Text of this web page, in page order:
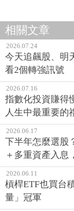
相關文章
2026.07.24
今天追飆股、明
看2個轉強訊號
2026.07.16
指數化投資賺得
人生中最重要的
2026.06.17
下半年怎麼選股
＋多重資產入息
2026.06.11
槓桿ETF也買台
量」冠軍